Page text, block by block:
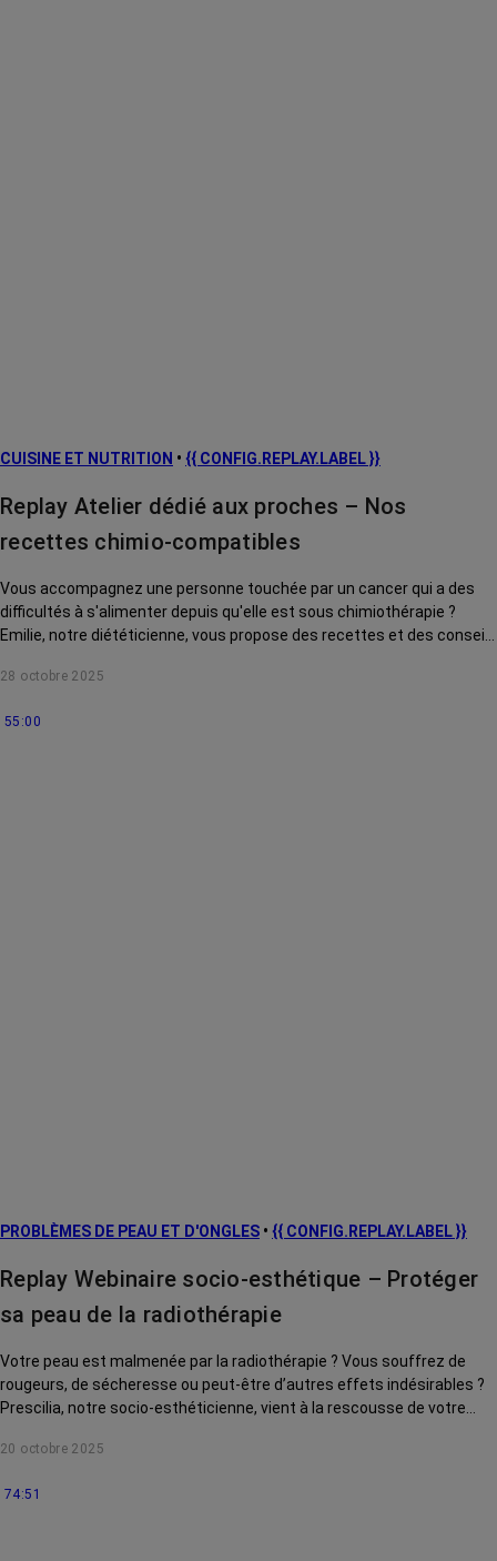
CUISINE ET NUTRITION • {{ CONFIG.REPLAY.LABEL }}
Replay Atelier dédié aux proches – Nos
recettes chimio-compatibles
Vous accompagnez une personne touchée par un cancer qui a des
difficultés à s'alimenter depuis qu'elle est sous chimiothérapie ?
Emilie, notre diététicienne, vous propose des recettes et des conseils
28 octobre 2025
55:00
PROBLÈMES DE PEAU ET D'ONGLES • {{ CONFIG.REPLAY.LABEL }}
Replay Webinaire socio-esthétique – Protéger
sa peau de la radiothérapie
Votre peau est malmenée par la radiothérapie ? Vous souffrez de
rougeurs, de sécheresse ou peut-être d’autres effets indésirables ?
Prescilia, notre socio-esthéticienne, vient à la rescousse de votre
20 octobre 2025
74:51